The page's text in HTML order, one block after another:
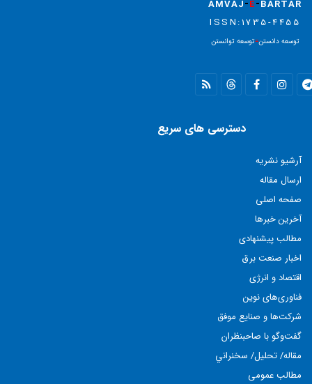
AMVAJ-E-BARTAR
ISSN:1735-4455
توسعه دانستن=توسعه توانستن
دسترسی های سریع
آرشیو نشریه
ارسال مقاله
صفحه اصلی
آخرین خبرها
مطالب پيشنهادی
اخبار صنعت برق
اقتصاد و انرژی
فناوری‌های نوين
شركت‌ها و صنايع موفق
گفت‌وگو با صاحبنظران
مقاله/ تحليل/ سخنراني
مطالب عمومی